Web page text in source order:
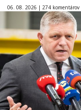
06. 08. 2026 | 274 komentárov